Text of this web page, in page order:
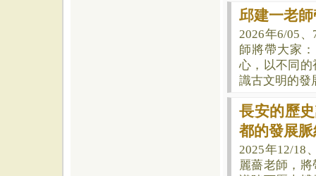
邱建一老
2026年6/05、
師將帶大家
心，以不同
識古文明的發
長安的歷
都的發展
2025年12/18
麗薔老師，